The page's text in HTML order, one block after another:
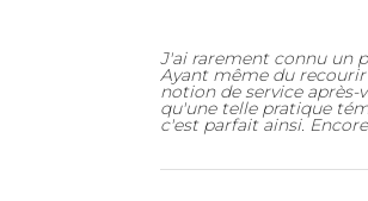
J'ai rarement connu un
Ayant même du
notion de service
qu'une telle pratique
c'est parfait ainsi.